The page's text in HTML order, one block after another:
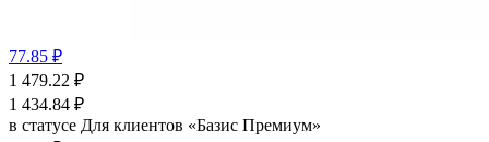
77.85 ₽
1 479.22 ₽
1 434.84 ₽
в статусе Для клиентов «Базис Премиум»